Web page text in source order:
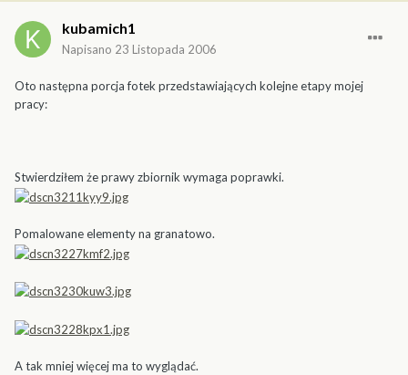
kubamich1
Napisano 23 Listopada 2006
Oto następna porcja fotek przedstawiających kolejne etapy mojej
pracy:
Stwierdziłem że prawy zbiornik wymaga poprawki.
Pomalowane elementy na granatowo.
A tak mniej więcej ma to wyglądać.